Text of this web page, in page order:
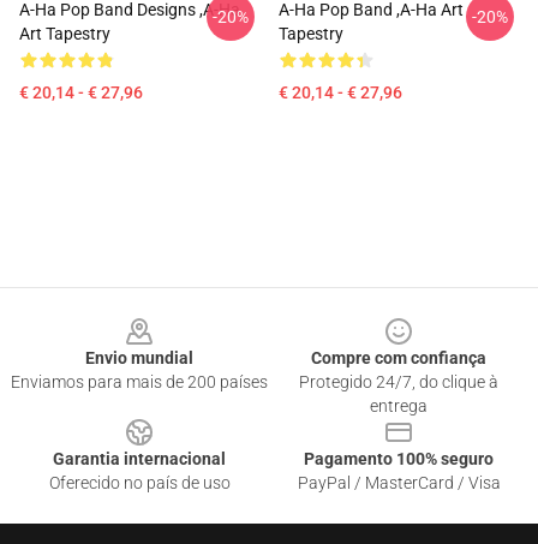
A-Ha Pop Band Designs ,A-Ha
Art Tapestry
€ 20,14 - € 27,96
-20%
A-Ha Pop Band ,A-Ha Art
Tapestry
€ 20,14 - € 27,96
-20%
Envio mundial
Enviamos para mais de 200 países
Compre com confiança
Protegido 24/7, do clique à
entrega
Garantia internacional
Oferecido no país de uso
Pagamento 100% seguro
PayPal / MasterCard / Visa